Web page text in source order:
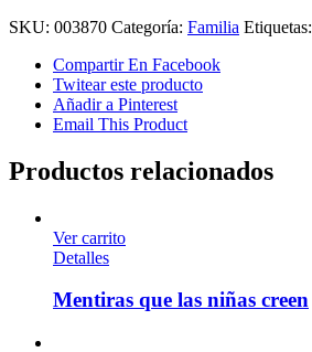
SKU: 003870 Categoría: Familia Etiquetas:
Compartir En Facebook
Twitear este producto
Añadir a Pinterest
Email This Product
Productos relacionados
Ver carrito
Detalles
Mentiras que las niñas creen